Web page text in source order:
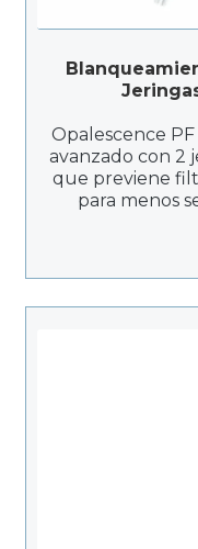
Opalescence
avanzado con 2
que previene
para menos
resultados